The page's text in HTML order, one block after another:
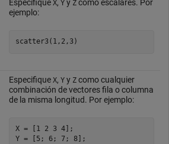
Especifique X, Yy Zcomo escalares. Por
ejemplo:
scatter3(1,2,3)
Especifique X, Yy Zcomo cualquier
combinación de vectores fila o columna
de la misma longitud. Por ejemplo:
X = [1 2 3 4];
Y = [5; 6; 7; 8];